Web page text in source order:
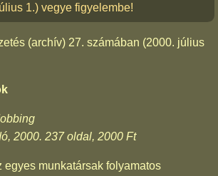
1.) vegye figyelembe!
(archív) 27. számában (2000. július
2000. 237 oldal, 2000 Ft
egyes munkatársak folyamatos